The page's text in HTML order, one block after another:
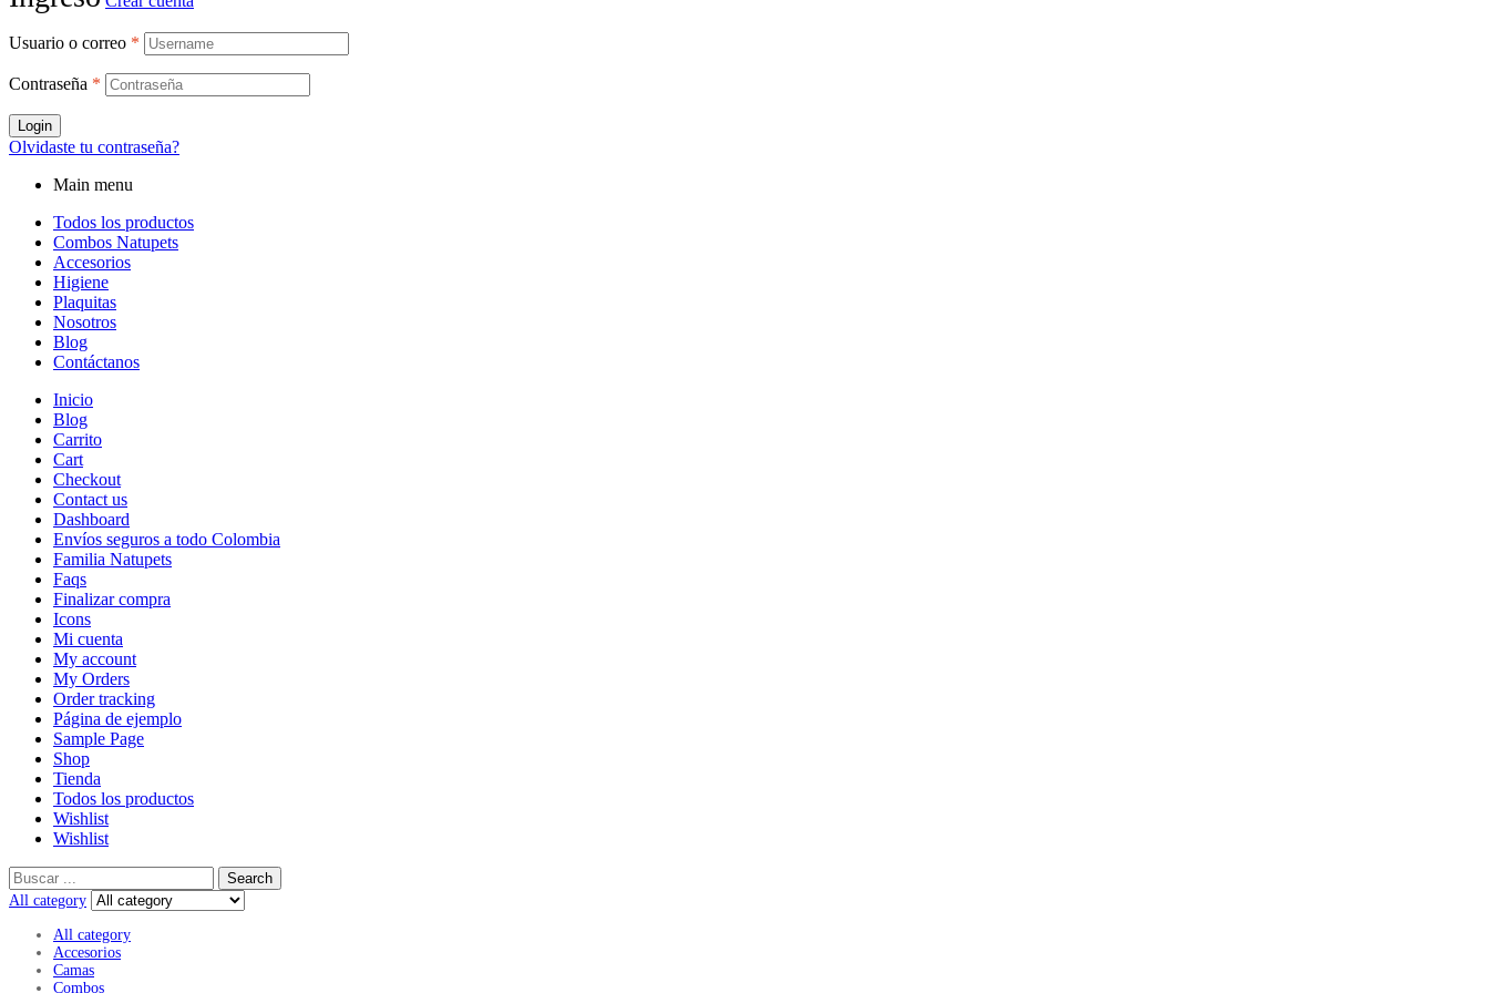
Usuario o correo *
Contraseña *
Login
Olvidaste tu contraseña?
Main menu
Todos los productos
Combos Natupets
Accesorios
Higiene
Plaquitas
Nosotros
Blog
Contáctanos
Inicio
Blog
Carrito
Cart
Checkout
Contact us
Dashboard
Envíos seguros a todo Colombia
Familia Natupets
Faqs
Finalizar compra
Icons
Mi cuenta
My account
My Orders
Order tracking
Página de ejemplo
Sample Page
Shop
Tienda
Todos los productos
Wishlist
Wishlist
Search
All category
All category
Accesorios
Camas
Combos